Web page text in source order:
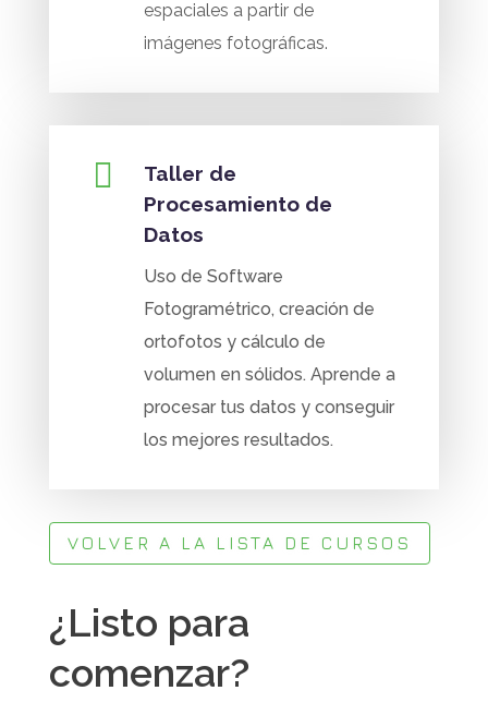
espaciales a partir de
imágenes fotográficas.

Taller de
Procesamiento de
Datos
Uso de Software
Fotogramétrico, creación de
ortofotos y cálculo de
volumen en sólidos. Aprende a
procesar tus datos y conseguir
los mejores resultados.
VOLVER A LA LISTA DE CURSOS
¿Listo para
comenzar?